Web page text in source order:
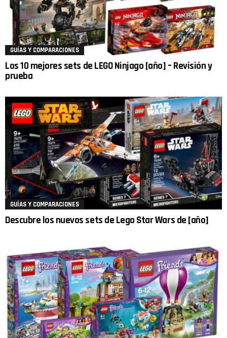
GUÍAS Y COMPARACIONES
Los 10 mejores sets de LEGO Ninjago [año] – Revisión y
prueba
GUÍAS Y COMPARACIONES
Descubre los nuevos sets de Lego Star Wars de [año]